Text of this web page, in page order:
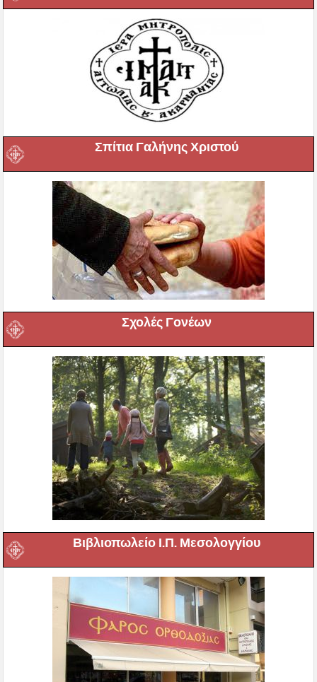
Σπίτια Γαλήνης Χριστού
Σχολές Γονέων
Βιβλιοπωλείο Ι.Π. Μεσολογγίου